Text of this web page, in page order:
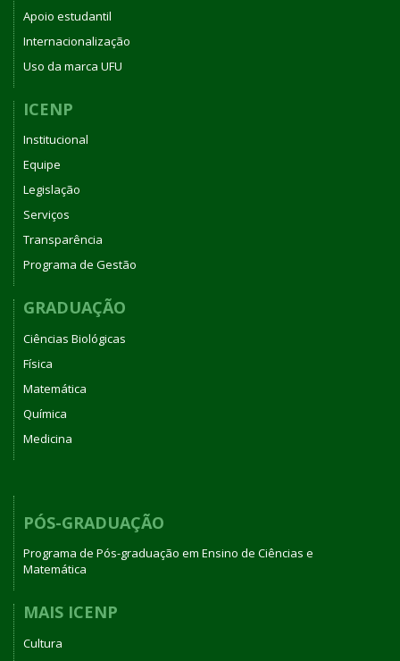
Apoio estudantil
Internacionalização
Uso da marca UFU
ICENP
Institucional
Equipe
Legislação
Serviços
Transparência
Programa de Gestão
GRADUAÇÃO
Ciências Biológicas
Física
Matemática
Química
Medicina
PÓS-GRADUAÇÃO
Programa de Pós-graduação em Ensino de Ciências e
Matemática
MAIS ICENP
Cultura